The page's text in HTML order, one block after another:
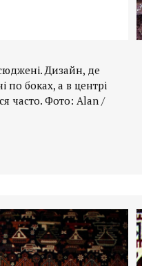
Дизайн, де
по боках, а в центрі
часто. Фото: Alan /